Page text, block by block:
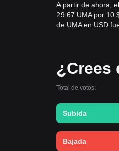
A partir de ahora,
29.67 UMA por 10
de UMA en USD
¿Crees
Total de votos:
Subida
Bajada